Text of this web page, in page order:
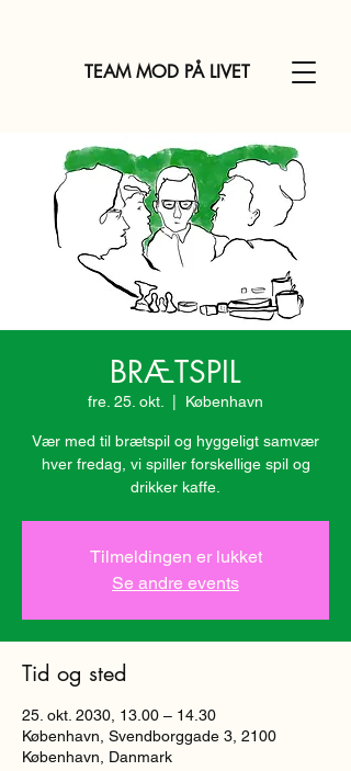
TEAM MOD PÅ LIVET
BRÆTSPIL
fre. 25. okt. København
Vær med til brætspil og hyggeligt samvær
hver fredag, vi spiller forskellige spil og
drikker kaffe.
Tilmeldingen er lukket
Se andre events
Tid og sted
25. okt. 2030, 13.00 – 14.30
København, Svendborggade 3, 2100
København, Danmark